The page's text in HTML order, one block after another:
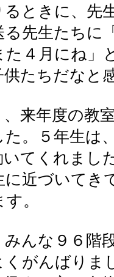
るときに、先
る先生たちに
た４月にね」
たちだなと
来年度の教
。５年生は
いてくれまし
に近づいてき
。
んな９６階
くがんばり